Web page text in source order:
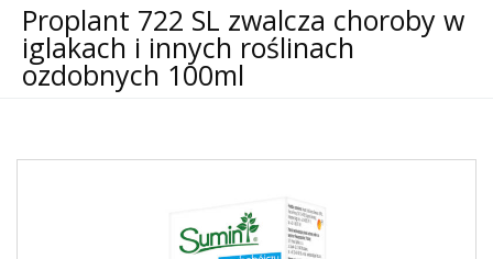
Proplant 722 SL zwalcza choroby w
iglakach i innych roślinach
ozdobnych 100ml